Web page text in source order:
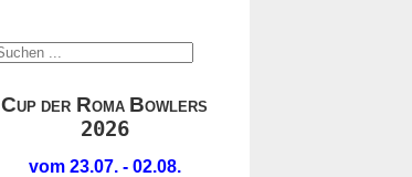
CUP DER ROMA BOWLERS
2026
vom 23.07. - 02.08.